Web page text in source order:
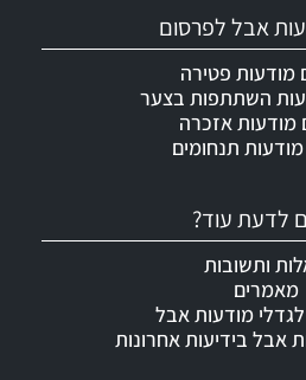
לדעת עוד?
ותשובות
מאמרים
מודעות אבל
אבל בידיעות אחרונות
אבל לפרסום
מודעות פטירה
השתתפות בצער
מודעות אזכרה
תנחומים